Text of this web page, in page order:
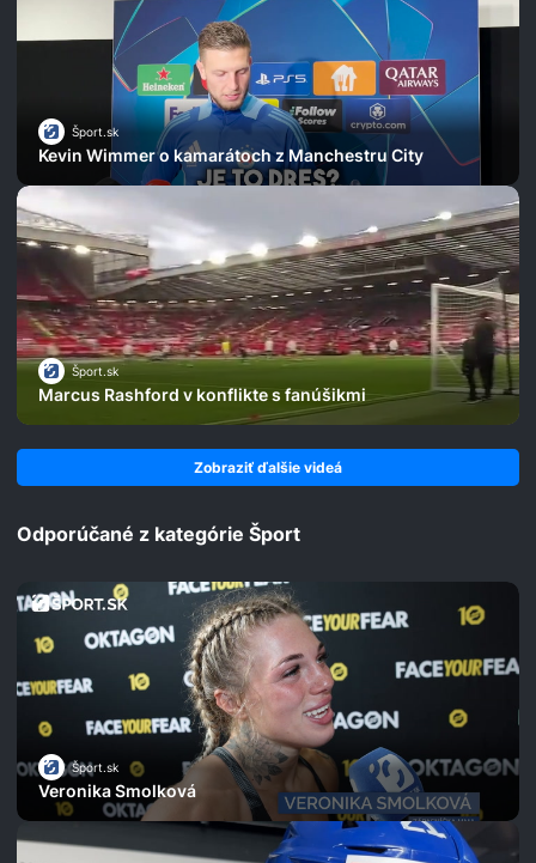
Šport.sk
Kevin Wimmer o kamarátoch z Manchestru City
Šport.sk
Marcus Rashford v konflikte s fanúšikmi
Zobraziť ďalšie videá
Odporúčané z kategórie Šport
Šport.sk
Veronika Smolková